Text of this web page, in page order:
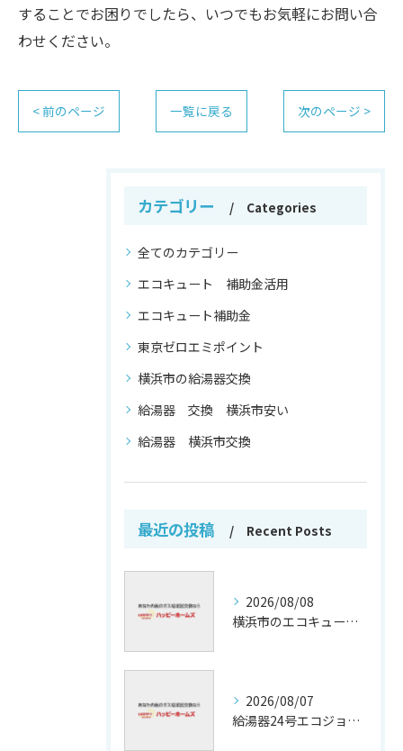
することでお困りでしたら、いつでもお気軽にお問い合
わせください。
< 前のページ 一覧に戻る 次のページ >
カテゴリー Categories
全てのカテゴリー
エコキュート 補助金活用
エコキュート補助金
東京ゼロエミポイント
横浜市の給湯器交換
給湯器 交換 横浜市安い
給湯器 横浜市交換
最近の投稿 Recent Posts
2026/08/08
横浜市のエコキュート補助金活用法
2026/08/07
給湯器24号エコジョーズの省エネ技術解説